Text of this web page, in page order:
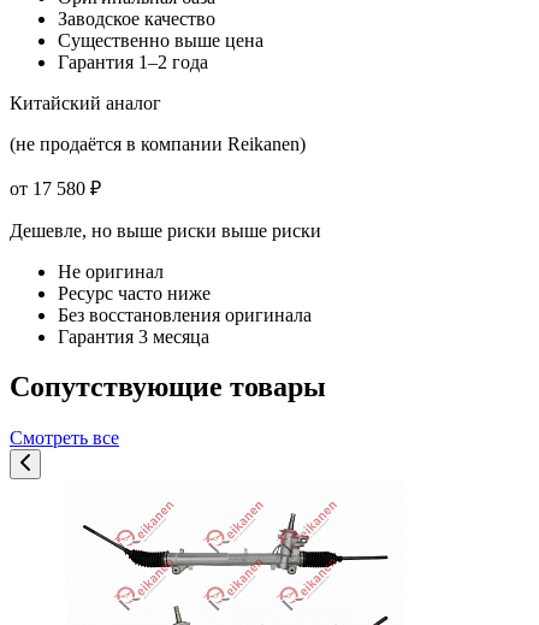
Заводское качество
Существенно выше цена
Гарантия 1–2 года
Китайский аналог
(не продаётся в компании Reikanen)
от 17 580 ₽
Дешевле, но выше риски выше риски
Не оригинал
Ресурс часто ниже
Без восстановления оригинала
Гарантия 3 месяца
Сопутствующие товары
Смотреть все